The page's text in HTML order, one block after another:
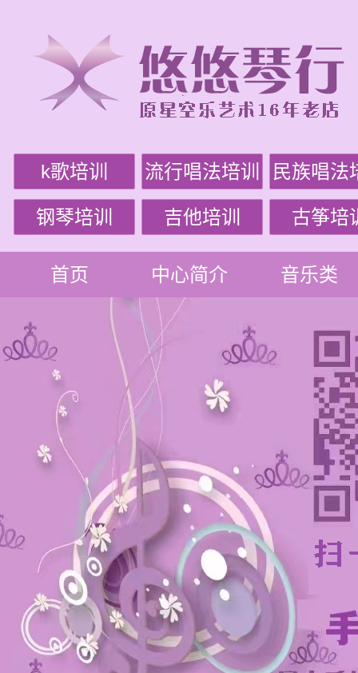
k歌培训 流行唱法培训 民族唱法
钢琴培训 吉他培训 古筝培
首页 中心简介 音乐类